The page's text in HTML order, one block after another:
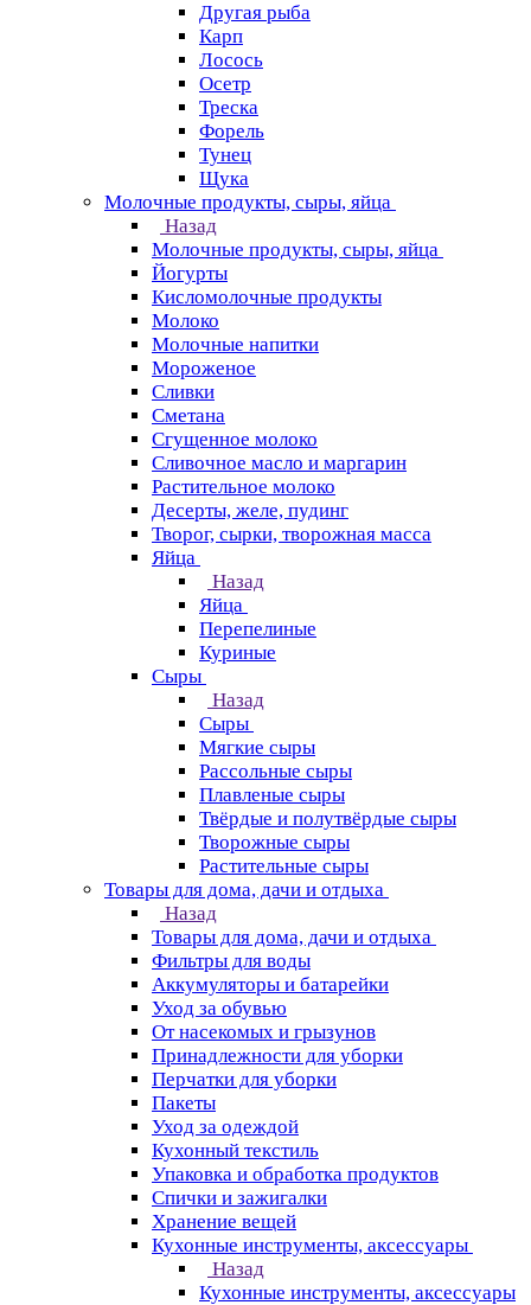
Другая рыба
Карп
Лосось
Осетр
Треска
Форель
Тунец
Щука
Молочные продукты, сыры, яйца
Назад
Молочные продукты, сыры, яйца
Йогурты
Кисломолочные продукты
Молоко
Молочные напитки
Мороженое
Сливки
Сметана
Сгущенное молоко
Сливочное масло и маргарин
Растительное молоко
Десерты, желе, пудинг
Творог, сырки, творожная масса
Яйца
Назад
Яйца
Перепелиные
Куриные
Сыры
Назад
Сыры
Мягкие сыры
Рассольные сыры
Плавленые сыры
Твёрдые и полутвёрдые сыры
Творожные сыры
Растительные сыры
Товары для дома, дачи и отдыха
Назад
Товары для дома, дачи и отдыха
Фильтры для воды
Аккумуляторы и батарейки
Уход за обувью
От насекомых и грызунов
Принадлежности для уборки
Перчатки для уборки
Пакеты
Уход за одеждой
Кухонный текстиль
Упаковка и обработка продуктов
Спички и зажигалки
Хранение вещей
Кухонные инструменты, аксессуары
Назад
Кухонные инструменты, аксессуары